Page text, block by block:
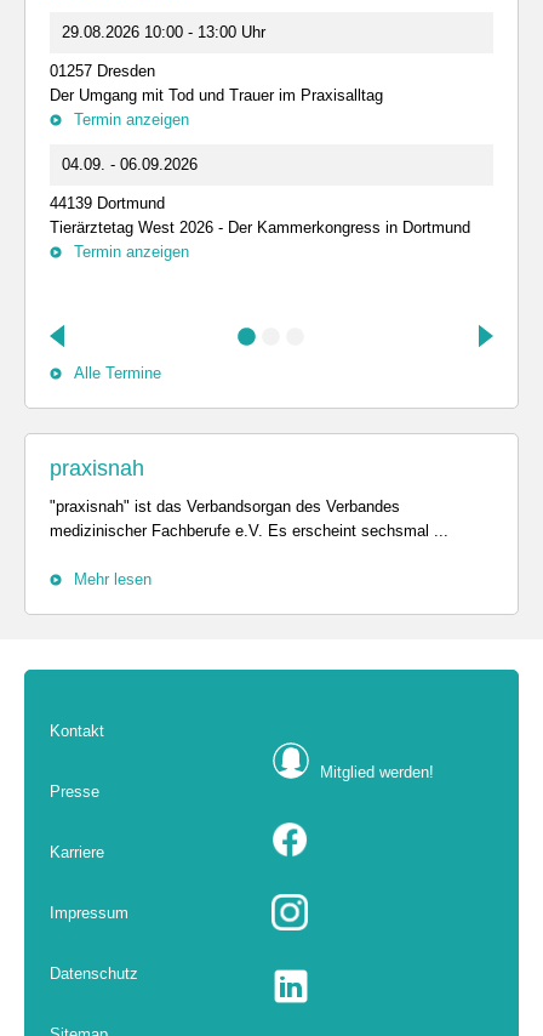
29.08.2026 10:00 - 13:00 Uhr
01257 Dresden
Der Umgang mit Tod und Trauer im Praxisalltag
Termin anzeigen
04.09. - 06.09.2026
44139 Dortmund
Tierärztetag West 2026 - Der Kammerkongress in Dortmund
Termin anzeigen
Alle Termine
praxisnah
"praxisnah" ist das Verbandsorgan des Verbandes
medizinischer Fachberufe e.V. Es erscheint sechsmal ...
Mehr lesen
Kontakt
Presse
Karriere
Impressum
Datenschutz
Mitglied werden!